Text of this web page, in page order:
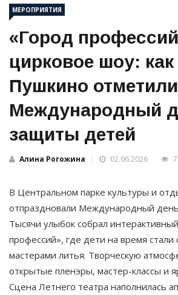
МЕРОПРИЯТИЯ
«Город
цирковое шоу: как
Пушкино отметили
Международный
защиты детей
Алина Рогожина 02.06.2026
В Центральном парке культуры и
отпраздновали Международный
Тысячи улыбок собрал
профессий», где дети на время стали
мастерами литья. Творческую
открытые пленэры, мастер-классы и
Сцена Летнего театра наполнилась